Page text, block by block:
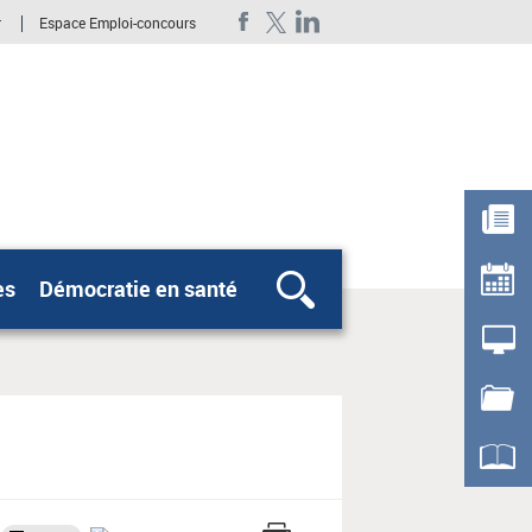
Espace Emploi-concours
Démocratie en santé Rechercher